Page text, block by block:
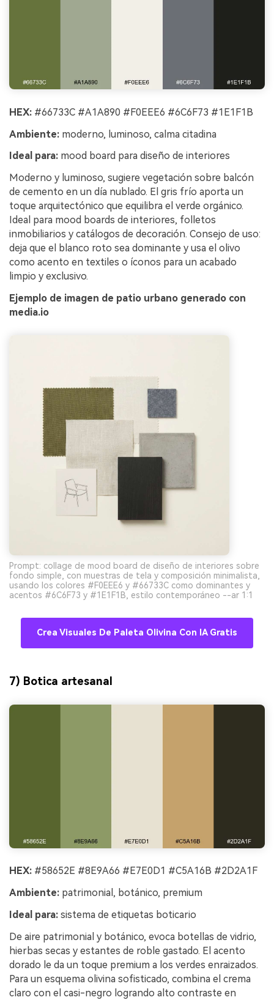
HEX: #66733C #A1A890 #F0EEE6 #6C6F73 #1E1F1B
Ambiente: moderno, luminoso, calma citadina
Ideal para: mood board para diseño de interiores
Moderno y luminoso, sugiere vegetación sobre balcón
de cemento en un día nublado. El gris frío aporta un
toque arquitectónico que equilibra el verde orgánico.
Ideal para mood boards de interiores, folletos
inmobiliarios y catálogos de decoración. Consejo de uso:
deja que el blanco roto sea dominante y usa el olivo
como acento en textiles o íconos para un acabado
limpio y exclusivo.
Ejemplo de imagen de patio urbano generado con
media.io
Prompt: collage de mood board de diseño de interiores sobre
fondo simple, con muestras de tela y composición minimalista,
usando los colores #F0EEE6 y #66733C como dominantes y
acentos #6C6F73 y #1E1F1B, estilo contemporáneo --ar 1:1
Crea Visuales De Paleta Olivina Con IA Gratis
7) Botica artesanal
HEX: #58652E #8E9A66 #E7E0D1 #C5A16B #2D2A1F
Ambiente: patrimonial, botánico, premium
Ideal para: sistema de etiquetas boticario
De aire patrimonial y botánico, evoca botellas de vidrio,
hierbas secas y estantes de roble gastado. El acento
dorado le da un toque premium a los verdes enraizados.
Para un esquema olivina sofisticado, combina el crema
claro con el casi-negro logrando alto contraste en